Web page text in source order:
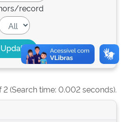
record
2 (Search time: 0.002 seconds).